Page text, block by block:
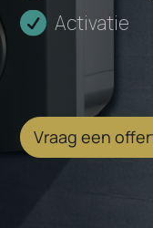
Activatie
Vraag een